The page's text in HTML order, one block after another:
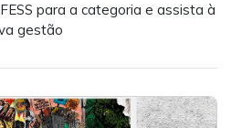
para a categoria e assista à
gestão